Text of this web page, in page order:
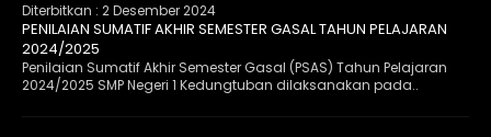
Diterbitkan : 2 Desember 2024
PENILAIAN SUMATIF AKHIR SEMESTER GASAL TAHUN PELAJARAN
2024/2025
Penilaian Sumatif Akhir Semester Gasal (PSAS) Tahun Pelajaran
2024/2025 SMP Negeri 1 Kedungtuban dilaksanakan pada..